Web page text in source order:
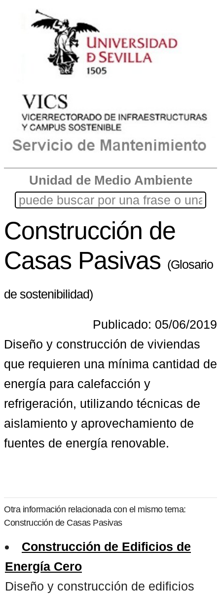
Unidad de Medio Ambiente
Construcción de
Casas Pasivas (Glosario
de sostenibilidad)
Publicado: 05/06/2019
Diseño y construcción de viviendas
que requieren una mínima cantidad de
energía para calefacción y
refrigeración, utilizando técnicas de
aislamiento y aprovechamiento de
fuentes de energía renovable.
Otra información relacionada con el mismo tema:
Construcción de Casas Pasivas
Construcción de Edificios de
Energía Cero
Diseño y construcción de edificios